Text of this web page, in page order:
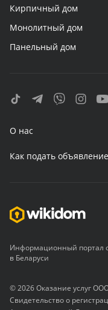
Кирпичный дом
Монолитный дом
Панельный дом
О нас
Как подать объявление
Информационный портал
в Беларуси
© 2026 Оказание услуг
Свидетельство о